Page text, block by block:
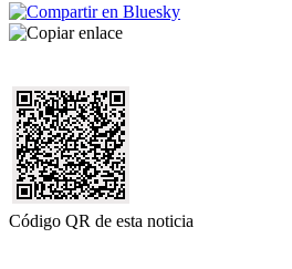
Código QR de esta noticia